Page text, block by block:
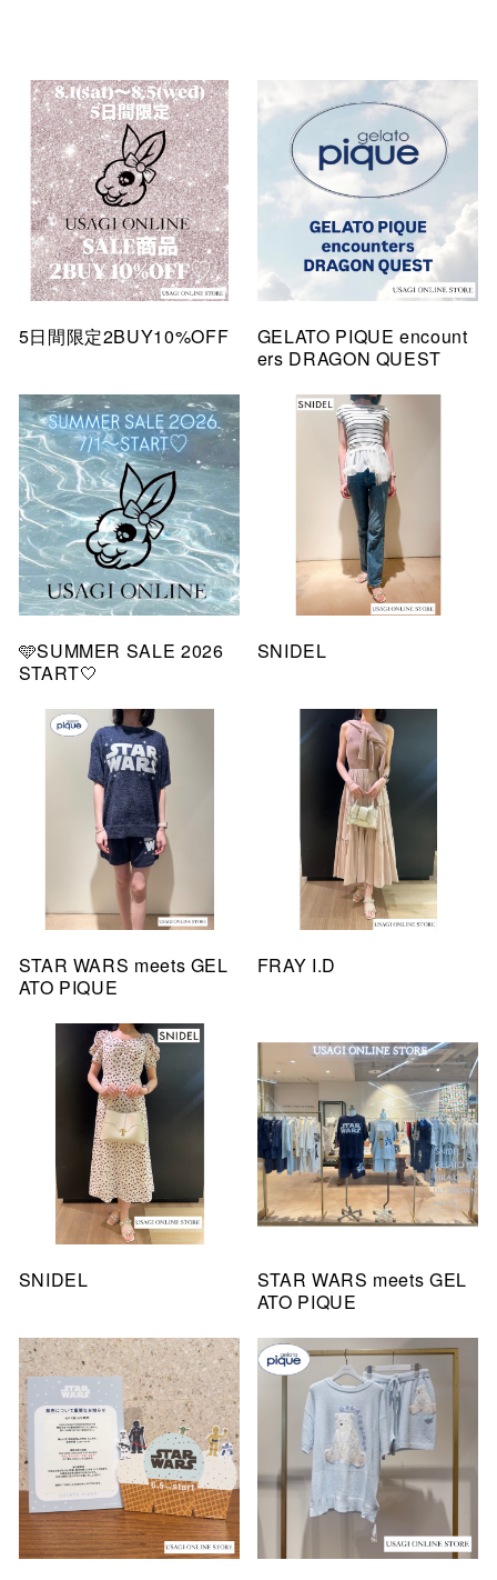
5日間限定2BUY10%OFF
GELATO PIQUE encount
ers DRAGON QUEST
🩵SUMMER SALE 2026
START🤍
SNIDEL
STAR WARS meets GEL
ATO PIQUE
FRAY I.D
SNIDEL
STAR WARS meets GEL
ATO PIQUE